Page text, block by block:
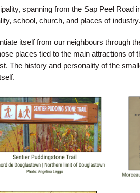
spanning from the Sap Peel Road
school, church, and places of industry.
itself from our neighbours through
places tied to the main attractions of
The history and personality of the